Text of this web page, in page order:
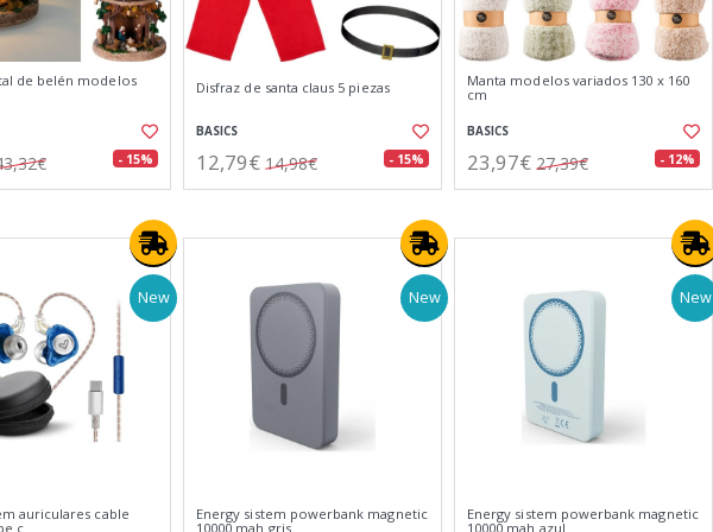
de belén modelos
- 15%
Disfraz de santa claus 5 piezas
BASICS
12,79€ 14,98€ - 15%
Manta modelos variados 130 x 160
cm
BASICS
23,97€ 27,39€ - 12%
New
auriculares cable
c
New
Energy sistem powerbank magnetic
10000 mah gris
New
Energy sistem powerbank magnetic
10000 mah azul